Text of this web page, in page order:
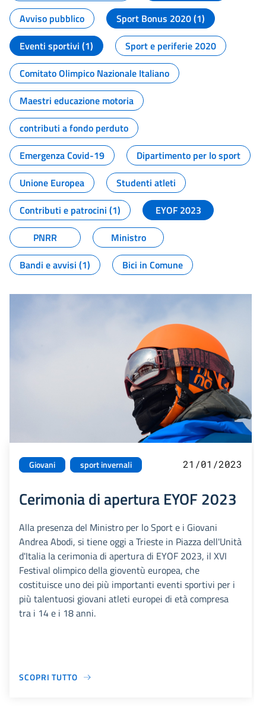
Avviso pubblico
Sport Bonus 2020 (1)
Eventi sportivi (1)
Sport e periferie 2020
Comitato Olimpico Nazionale Italiano
Maestri educazione motoria
contributi a fondo perduto
Emergenza Covid-19
Dipartimento per lo sport
Unione Europea
Studenti atleti
Contributi e patrocini (1)
EYOF 2023
PNRR
Ministro
Bandi e avvisi (1)
Bici in Comune
Giovani sport invernali 21/01/2023
Cerimonia di apertura EYOF 2023
Alla presenza del Ministro per lo Sport e i Giovani
Andrea Abodi, si tiene oggi a Trieste in Piazza dell'Unità
d'Italia la cerimonia di apertura di EYOF 2023, il XVI
Festival olimpico della gioventù europea, che
costituisce uno dei più importanti eventi sportivi per i
più talentuosi giovani atleti europei di età compresa
tra i 14 e i 18 anni.
SCOPRI TUTTO